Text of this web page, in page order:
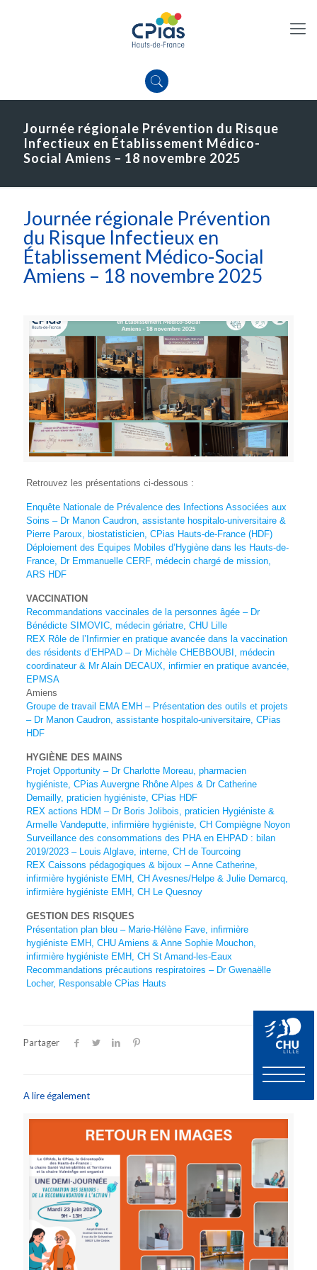
Journée régionale Prévention du Risque
Infectieux en Établissement Médico-
Social Amiens – 18 novembre 2025
Journée régionale Prévention
du Risque Infectieux en
Établissement Médico-Social
Amiens – 18 novembre 2025
Retrouvez les présentations ci-dessous :
Enquête Nationale de Prévalence des Infections Associées aux
Soins – Dr Manon Caudron, assistante hospitalo-universitaire &
Pierre Paroux, biostatisticien, CPias Hauts-de-France (HDF)
Déploiement des Equipes Mobiles d’Hygiène dans les Hauts-de-
France,
Dr Emmanuelle CERF, médecin chargé de mission,
ARS HDF
VACCINATION
Recommandations vaccinales de la personnes âgée – Dr
Bénédicte SIMOVIC, médecin gériatre, CHU Lille
REX Rôle de l’Infirmier en pratique avancée dans la vaccination
des résidents d’EHPAD – Dr Michèle CHEBBOUBI, médecin
coordinateur & Mr Alain DECAUX, infirmier en pratique avancée,
EPMSA
Amiens
Groupe de travail EMA EMH – Présentation des outils et projets
– Dr Manon Caudron, assistante hospitalo-universitaire, CPias
HDF
HYGIÈNE DES MAINS
Projet Opportunity – Dr Charlotte Moreau, pharmacien
hygiéniste, CPias Auvergne Rhône Alpes & Dr Catherine
Demailly, praticien hygiéniste, CPias HDF
REX actions HDM – Dr Boris Jolibois, praticien Hygiéniste &
Armelle Vandeputte, infirmière hygiéniste, CH Compiègne Noyon
Surveillance des consommations des PHA en EHPAD : bilan
2019/2023 – Louis Alglave, interne, CH de Tourcoing
REX Caissons pédagogiques & bijoux – Anne Catherine,
infirmière hygiéniste EMH, CH Avesnes/Helpe & Julie Demarcq,
infirmière hygiéniste EMH, CH Le Quesnoy
GESTION DES RISQUES
Présentation plan bleu – Marie-Hélène Fave, infirmière
hygiéniste EMH, CHU Amiens & Anne Sophie Mouchon,
infirmière hygiéniste EMH, CH St Amand-les-Eaux
Recommandations précautions respiratoires – Dr Gwenaëlle
Locher, Responsable CPias Hauts
Partager
A lire également